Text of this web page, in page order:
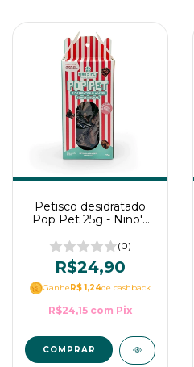
Petisco desidratado
Pop Pet 25g - Nino's
(0)
R$24,90
GanheR$ 1,24de cashback
R$24,15 com Pix